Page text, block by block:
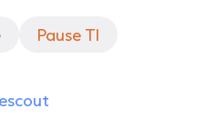
Pause TI